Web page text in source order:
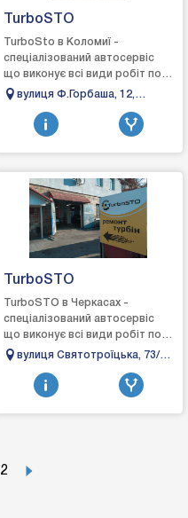
TurboSTO
TurboSto в Коломиї -
спеціалізований автосервіс
що виконує всі види робіт по
турбінах: зняття, діагностика,
виготовле...
вулиця Ф.Горбаша, 12,
Коломия, Івано-Франківська
область
TurboSTO
TurboSTO в Черкасах -
спеціалізований автосервіс
що виконує всі види робіт по
турбінах: зняття, діагностика,
виготовл...
вулиця Святотроїцька, 73/3,
Черкаси, Черкаська область
2